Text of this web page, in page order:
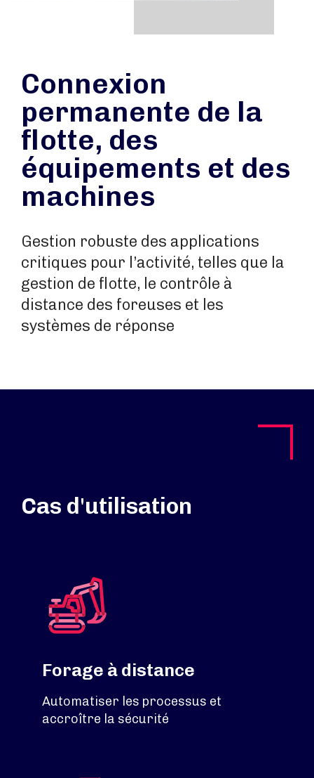
Connexion
permanente de la
flotte, des
équipements et des
machines
Gestion robuste des applications
critiques pour l’activité, telles que la
gestion de flotte, le contrôle à
distance des foreuses et les
systèmes de réponse
Cas d'utilisation
Forage à distance
Automatiser les processus et
accroître la sécurité